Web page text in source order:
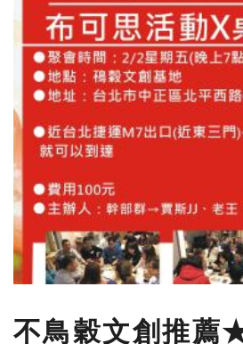
不鳥穀文創推薦